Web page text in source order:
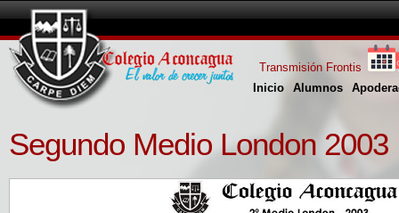
Inicio Alumnos
Transmisión Frontis
Segundo Medio London 2003